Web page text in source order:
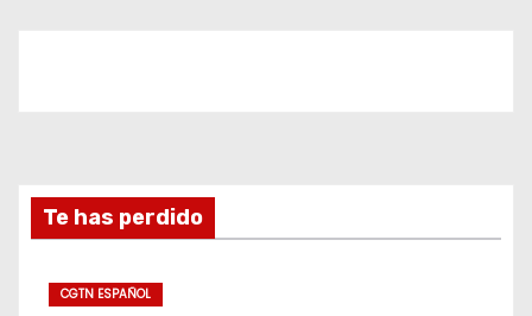
Te has perdido
CGTN ESPAÑOL